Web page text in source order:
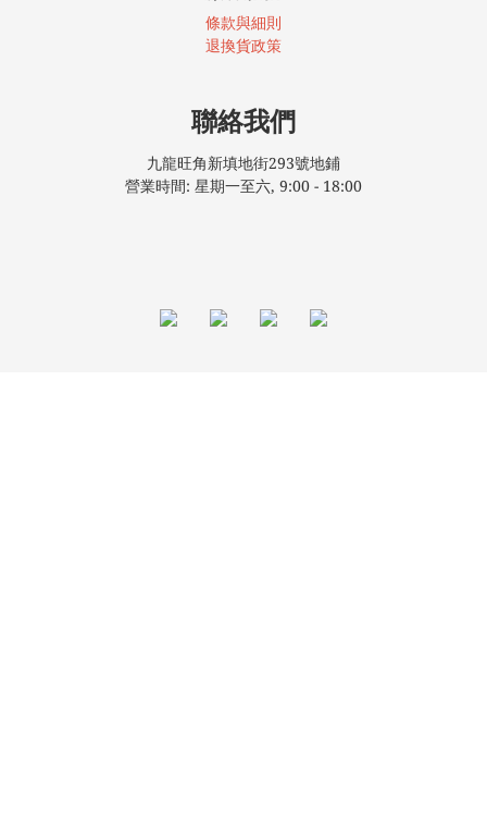
條款與細則
退換貨政策
聯絡我們
九龍旺角新填地街293號地鋪
營業時間: 星期一至六, 9:00 - 18:00